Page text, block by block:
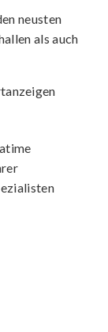
neusten
als auch